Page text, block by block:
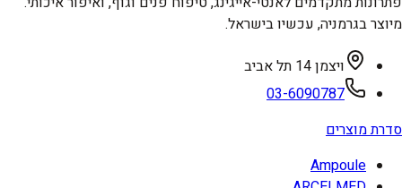
מיוצר בגרמניה, עכשיו בישראל.
ויצמן 14 תל אביב
03-6090787
סדרת מוצרים
Ampoule